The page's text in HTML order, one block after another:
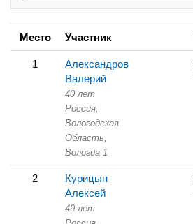
Место Участник
1
Александров
Валерий
40 лет
Россия,
Вологодская
Область,
Вологда 1
2
Курицын
Алексей
49 лет